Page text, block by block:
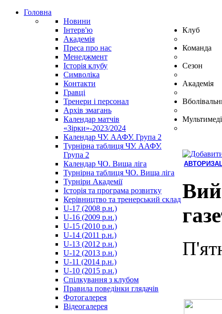
Головна
Новини
Інтерв'ю
Академія
Преса про нас
Клуб
Менеджмент
Історія клубу
Символіка
Контакти
Команда
Гравці
Тренери і персонал
Архів змагань
Сезон
Календар матчів
«Зірки»-2023/2024
Календар ЧУ. ААФУ. Група 2
Турнірна таблиця ЧУ. ААФУ.
Група 2
Календар ЧО. Вища ліга
Турнірна таблиця ЧО. Вища ліга
Академія
Турніри Академії
Історія та програма розвитку
Керівництво та тренерський склад
U-17 (2008 р.н.)
U-16 (2009 р.н.)
U-15 (2010 р.н.)
U-14 (2011 р.н.)
U-13 (2012 р.н.)
U-12 (2013 р.н.)
U-11 (2014 р.н.)
U-10 (2015 р.н.)
Спілкування з клубом
Правила поведінки глядачів
Фотогалерея
Відеогалерея